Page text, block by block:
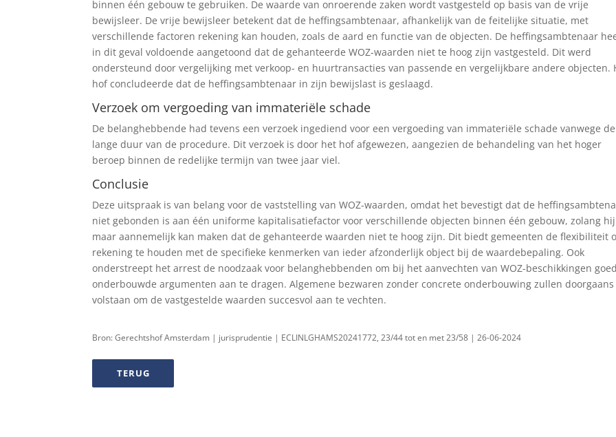
binnen één gebouw te gebruiken. De waarde van onroerende zaken wordt vastgesteld op basis van de vrije
bewijsleer. De vrije bewijsleer betekent dat de heffingsambtenaar, afhankelijk van de feitelijke situatie, met
verschillende factoren rekening kan houden, zoals de aard en functie van de objecten. De heffingsambtenaar
in dit geval voldoende aangetoond dat de gehanteerde WOZ-waarden niet te hoog zijn vastgesteld. Dit werd
ondersteund door vergelijking met verkoop- en huurtransacties van passende en vergelijkbare andere objecten.
hof concludeerde dat de heffingsambtenaar in zijn bewijslast is geslaagd.
Verzoek om vergoeding van immateriële schade
De belanghebbende had tevens een verzoek ingediend voor een vergoeding van immateriële schade vanwege de
lange duur van de procedure. Dit verzoek is door het hof afgewezen, aangezien de behandeling van het hoger
beroep binnen de redelijke termijn van twee jaar viel.
Conclusie
Deze uitspraak is van belang voor de vaststelling van WOZ-waarden, omdat het bevestigt dat de
niet gebonden is aan één uniforme kapitalisatiefactor voor verschillende objecten binnen één gebouw, zolang hij
maar aannemelijk kan maken dat de gehanteerde waarden niet te hoog zijn. Dit biedt gemeenten de flexibiliteit
rekening te houden met de specifieke kenmerken van ieder afzonderlijk object bij de waardebepaling. Ook
onderstreept het arrest de noodzaak voor belanghebbenden om bij het aanvechten van WOZ-beschikkingen goed
onderbouwde argumenten aan te dragen. Algemene bezwaren zonder concrete onderbouwing zullen
volstaan om de vastgestelde waarden succesvol aan te vechten.
Bron: Gerechtshof Amsterdam | jurisprudentie | ECLINLGHAMS20241772, 23/44 tot en met 23/58 | 26-06-2024
TERUG